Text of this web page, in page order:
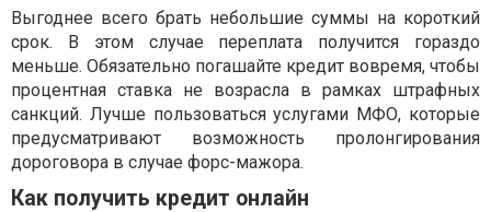
Выгоднее всего брать небольшие суммы на короткий
срок. В этом случае переплата получится гораздо
меньше. Обязательно погашайте кредит вовремя, чтобы
процентная ставка не возрасла в рамках штрафных
санкций. Лучше пользоваться услугами МФО, которые
предусматривают возможность пролонгирования
дороговора в случае форс-мажора.
Как получить кредит онлайн